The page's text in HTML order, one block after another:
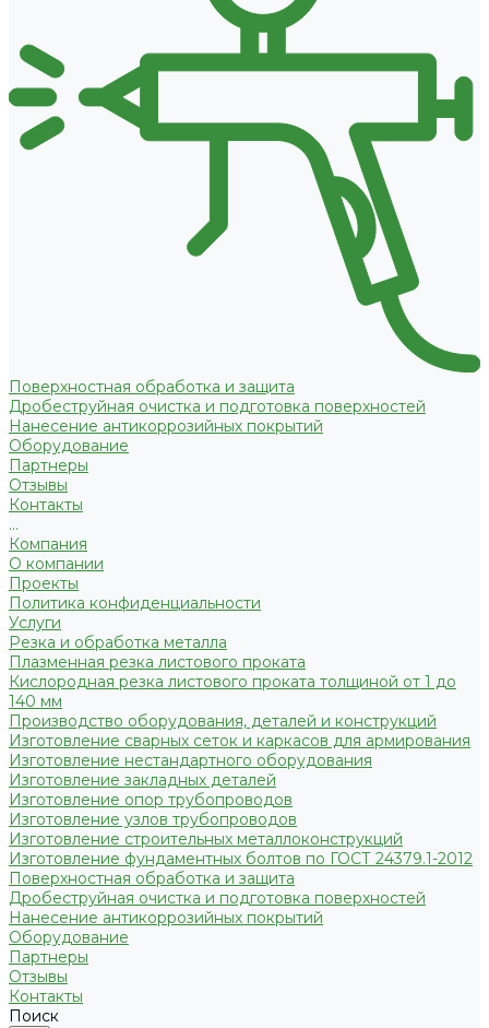
Поверхностная обработка и защита
Дробеструйная очистка и подготовка поверхностей
Нанесение антикоррозийных покрытий
Оборудование
Партнеры
Отзывы
Контакты
...
Компания
О компании
Проекты
Политика конфиденциальности
Услуги
Резка и обработка металла
Плазменная резка листового проката
Кислородная резка листового проката толщиной от 1 до
140 мм
Производство оборудования, деталей и конструкций
Изготовление сварных сеток и каркасов для армирования
Изготовление нестандартного оборудования
Изготовление закладных деталей
Изготовление опор трубопроводов
Изготовление узлов трубопроводов
Изготовление строительных металлоконструкций
Изготовление фундаментных болтов по ГОСТ 24379.1-2012
Поверхностная обработка и защита
Дробеструйная очистка и подготовка поверхностей
Нанесение антикоррозийных покрытий
Оборудование
Партнеры
Отзывы
Контакты
Поиск